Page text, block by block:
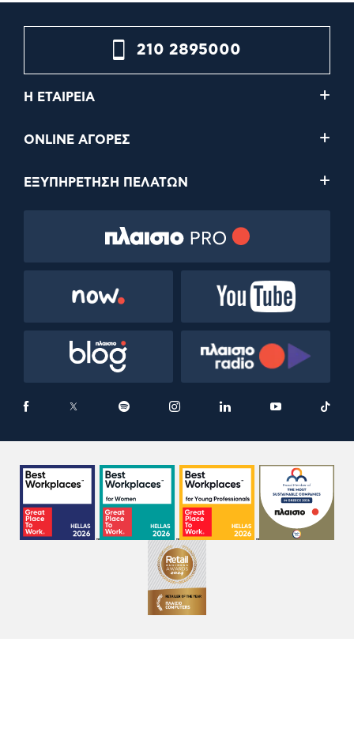
210 2895000
Η ΕΤΑΙΡΕΙΑ
ONLINE ΑΓΟΡΕΣ
ΕΞΥΠΗΡΕΤΗΣΗ ΠΕΛΑΤΩΝ